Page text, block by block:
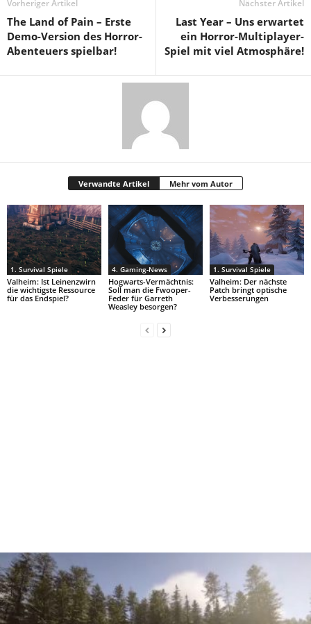
Vorheriger Artikel
The Land of Pain – Erste
Demo-Version des Horror-
Abenteuers spielbar!
Nächster Artikel
Last Year – Uns erwartet
ein Horror-Multiplayer-
Spiel mit viel Atmosphäre!
Verwandte Artikel Mehr vom Autor
1. Survival Spiele
Valheim: Ist Leinenzwirn
die wichtigste Ressource
für das Endspiel?
4. Gaming-News
Hogwarts-Vermächtnis:
Soll man die Fwooper-
Feder für Garreth
Weasley besorgen?
1. Survival Spiele
Valheim: Der nächste
Patch bringt optische
Verbesserungen